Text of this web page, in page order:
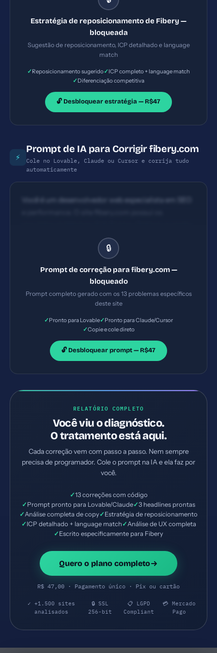
Estratégia de reposicionamento de Fibery —
bloqueada
Sugestão de reposicionamento, ICP detalhado e language
match
✓Reposicionamento sugerido✓ICP completo + language match
✓Diferenciação competitiva
🔓 Desbloquear estratégia — R$47
⚡
Prompt de IA para Corrigir fibery.com
Cole no Lovable, Claude ou Cursor e corrija tudo
automaticamente
Você é um desenvolvedor web especialista em SEO
2) X-Content-Type-Options ausente 3) Referrer-
Policy ausente 4) Permissions-Policy ausente.
os arquivos necessários e configurações de servidor.
Priorize as correções críticas primeiro.
🔒
Prompt de correção para fibery.com —
bloqueado
Prompt completo gerado com os 13 problemas específicos
deste site
✓Pronto para Lovable✓Pronto para Claude/Cursor
✓Copie e cole direto
🔓 Desbloquear prompt — R$47
RELATÓRIO COMPLETO
Você viu o diagnóstico.
O tratamento está aqui.
Cada correção vem com passo a passo. Nem sempre
precisa de programador. Cole o prompt na IA e ela faz por
você.
✓13 correções com código
✓Prompt pronto para Lovable/Claude✓3 headlines prontas
✓Análise completa de copy✓Estratégia de reposicionamento
✓ICP detalhado + language match✓Análise de UX completa
✓Escrito especificamente para Fibery
Quero o plano completo
R$ 47,00 · Pagamento único · Pix ou cartão
✓ +1.500 sites
analisados
🔒 SSL
256-bit
📋 LGPD
Compliant
💳 Mercado
Pago